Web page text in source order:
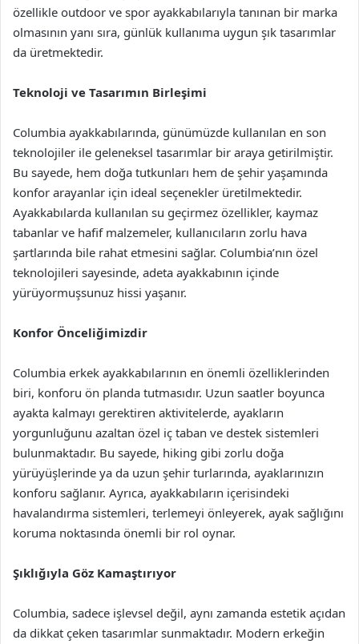
özellikle outdoor ve spor ayakkabılarıyla tanınan bir marka
olmasının yanı sıra, günlük kullanıma uygun şık tasarımlar
da üretmektedir.
Teknoloji ve Tasarımın Birleşimi
Columbia ayakkabılarında, günümüzde kullanılan en son
teknolojiler ile geleneksel tasarımlar bir araya getirilmiştir.
Bu sayede, hem doğa tutkunları hem de şehir yaşamında
konfor arayanlar için ideal seçenekler üretilmektedir.
Ayakkabılarda kullanılan su geçirmez özellikler, kaymaz
tabanlar ve hafif malzemeler, kullanıcıların zorlu hava
şartlarında bile rahat etmesini sağlar. Columbia’nın özel
teknolojileri sayesinde, adeta ayakkabının içinde
yürüyormuşsunuz hissi yaşanır.
Konfor Önceliğimizdir
Columbia erkek ayakkabılarının en önemli özelliklerinden
biri, konforu ön planda tutmasıdır. Uzun saatler boyunca
ayakta kalmayı gerektiren aktivitelerde, ayakların
yorgunluğunu azaltan özel iç taban ve destek sistemleri
bulunmaktadır. Bu sayede, hiking gibi zorlu doğa
yürüyüşlerinde ya da uzun şehir turlarında, ayaklarınızın
konforu sağlanır. Ayrıca, ayakkabıların içerisindeki
havalandırma sistemleri, terlemeyi önleyerek, ayak sağlığını
koruma noktasında önemli bir rol oynar.
Şıklığıyla Göz Kamaştırıyor
Columbia, sadece işlevsel değil, aynı zamanda estetik açıdan
da dikkat çeken tasarımlar sunmaktadır. Modern erkeğin